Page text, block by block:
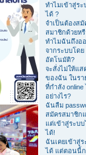
ทำไมเข้าสู่ระ
ได้ ?
จำเป็นต้องสมั
สมาชิกด้วยห
ทำไมฉันถึงอ
จากระบบโดย
อัตโนมัติ?
จะสั่งไม่ให้แส
ของฉัน ในรา
ที่กำลัง online
อย่างไร?
ฉันลืม
สมัครสมาชิก
แต่เข้าสู่ระบบ
ได้!
ฉันเคยเข้าสู่ร
ได้ แต่ตอนนี้